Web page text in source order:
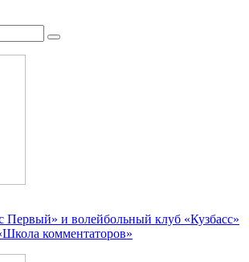
Первый» и волейбольный клуб «Кузбасс»
комментаторов»